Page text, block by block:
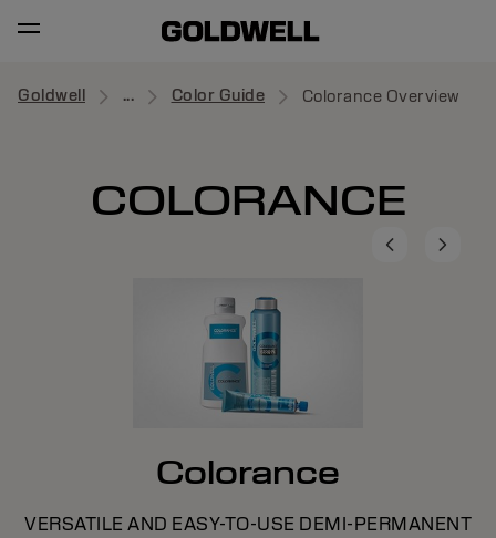
Goldwell ... Color Guide Colorance Overview
COLORANCE
Colorance
VERSATILE AND EASY-TO-USE DEMI-PERMANENT